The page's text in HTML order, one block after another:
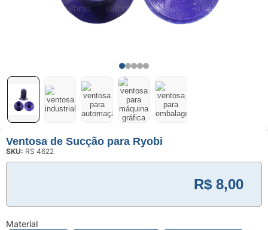
Ventosa de Sucção para Ryobi
SKU: RS 4622
R$ 8,00
Material
Ventosas